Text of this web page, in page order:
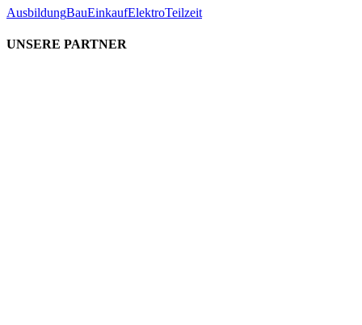
AusbildungBauEinkaufElektroTeilzeit
UNSERE PARTNER